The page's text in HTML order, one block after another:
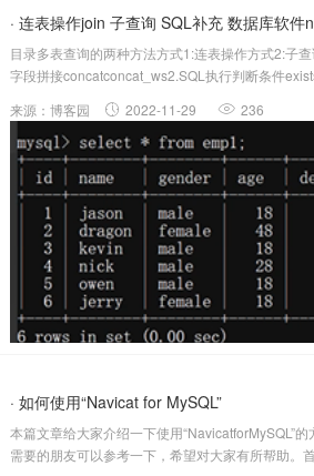
· 连表操作join 子查询 SQL补充 数据库软
目录多表查询的两种方法方式1:连表操作方式2:子
字段拼接concatconcat_ws2.SQL执行判断条件
来源：博客园 2022-11-29 236
· 如何使用“Navicat for MySQL”
本篇文章给大家介绍一下使用“NavicatforMySQL”
需要的朋友可以参考一下，希望对大家有所帮助。